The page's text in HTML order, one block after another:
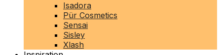
Isadora
Pür Cosmetics
Sensai
Sisley
Xlash